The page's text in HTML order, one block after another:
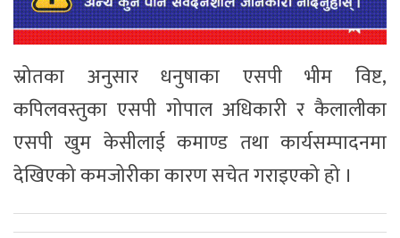
स्रोतका अनुसार धनुषाका एसपी भीम विष्ट,
कपिलवस्तुका एसपी गोपाल अधिकारी र कैलालीका
एसपी खुम केसीलाई कमाण्ड तथा कार्यसम्पादनमा
देखिएको कमजोरीका कारण सचेत गराइएको हो ।